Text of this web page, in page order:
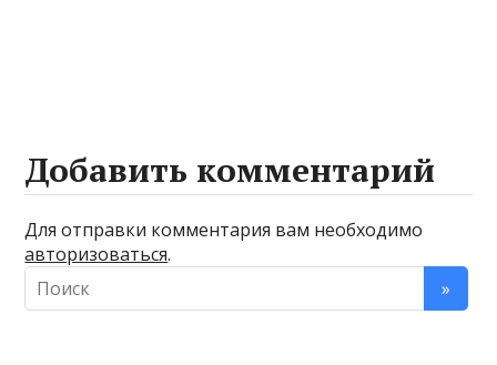
Добавить комментарий
Для отправки комментария вам необходимо
авторизоваться.